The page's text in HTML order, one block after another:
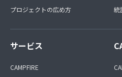
②お使いのSNSをお知らせくだ
B インスタグラム
C フェイスブック
D ツイッター
F A~Eのどれも使っていない
プロジェクトの広め方
統
サービス
CAMPFIRE